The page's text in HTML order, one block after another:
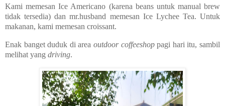
Kami memesan Ice Americano (karena beans untuk manual brew
tidak tersedia) dan mr.husband memesan Ice Lychee Tea. Untuk
makanan, kami memesan croissant.
Enak banget duduk di area outdoor coffeeshoppagi hari itu, sambil
melihat yang driving.